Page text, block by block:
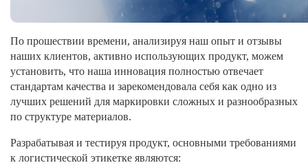
По прошествии времени, анализируя наш опыт и отзывы
наших клиентов, активно использующих продукт, можем
установить, что наша инновация полностью отвечает
стандартам качества и зарекомендовала себя как одно из
лучших решений для маркировки сложных и разнообразных
по структуре материалов.
Разрабатывая и тестируя продукт, основными требованиями
к логистической этикетке являются: